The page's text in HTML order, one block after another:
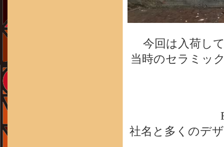
今回は入荷し
当時のセラミッ
社名と多くのデ